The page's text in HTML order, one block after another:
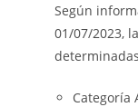
Según
01/07/2023,
Categoría